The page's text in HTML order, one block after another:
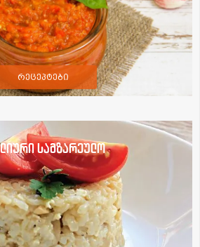
რეცეპტები
სამზარეულო